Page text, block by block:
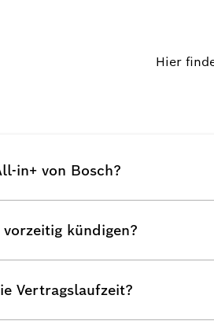
Hier
in+ von Bosch?
kündigen?
Vertragslaufzeit?